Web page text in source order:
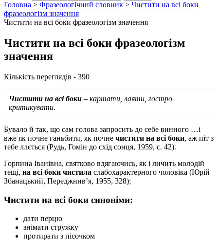
Головна > Фразеологічний словник > Чистити на всі боки
фразеологізм значення
Чистити на всі боки фразеологізм значення
Чистити на всі боки фразеологізм
значення
Кількість переглядів - 390
Чистити на всі боки – картати, лаяти, гостро
критикувати.
Бувало й так, що сам голова запросить до себе винного …і
вже як почне ганьбити, як почне чистити на всі боки, аж піт з
тебе ллється (Рудь, Гомін до схід сонця, 1959, с. 42).
Горпина Іванівна, святково вдягаючись, як і личить молодій
тещі, на всі боки чистила слабохарактерного чоловіка (Юрій
Збанацький, Переджнив’я, 1955, 328);
Чистити на всі боки синоніми:
дати перцю
знімати стружку
протирати з пісочком